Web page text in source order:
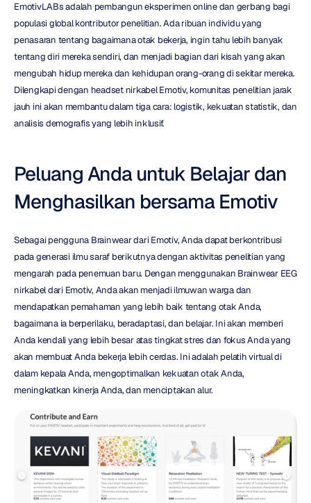
EmotivLABs adalah pembangun eksperimen online dan gerbang bagi
populasi global kontributor penelitian. Ada ribuan individu yang
penasaran tentang bagaimana otak bekerja, ingin tahu lebih banyak
tentang diri mereka sendiri, dan menjadi bagian dari kisah yang akan
mengubah hidup mereka dan kehidupan orang-orang di sekitar mereka.
Dilengkapi dengan headset nirkabel Emotiv, komunitas penelitian jarak
jauh ini akan membantu dalam tiga cara: logistik, kekuatan statistik, dan
analisis demografis yang lebih inklusif.
Peluang Anda untuk Belajar dan
Menghasilkan bersama Emotiv
Sebagai pengguna Brainwear dari Emotiv, Anda dapat berkontribusi
pada generasi ilmu saraf berikutnya dengan aktivitas penelitian yang
mengarah pada penemuan baru. Dengan menggunakan Brainwear EEG
nirkabel dari Emotiv, Anda akan menjadi ilmuwan warga dan
mendapatkan pemahaman yang lebih baik tentang otak Anda,
bagaimana ia berperilaku, beradaptasi, dan belajar. Ini akan memberi
Anda kendali yang lebih besar atas tingkat stres dan fokus Anda yang
akan membuat Anda bekerja lebih cerdas. Ini adalah pelatih virtual di
dalam kepala Anda, mengoptimalkan kekuatan otak Anda,
meningkatkan kinerja Anda, dan menciptakan alur.